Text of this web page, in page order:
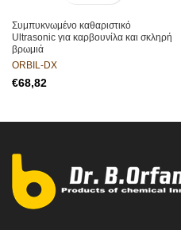
Συμπυκνωμένο καθαριστικό
Ultrasonic για καρβουνίλα και σκληρή
βρωμιά
ORBIL-DX
€